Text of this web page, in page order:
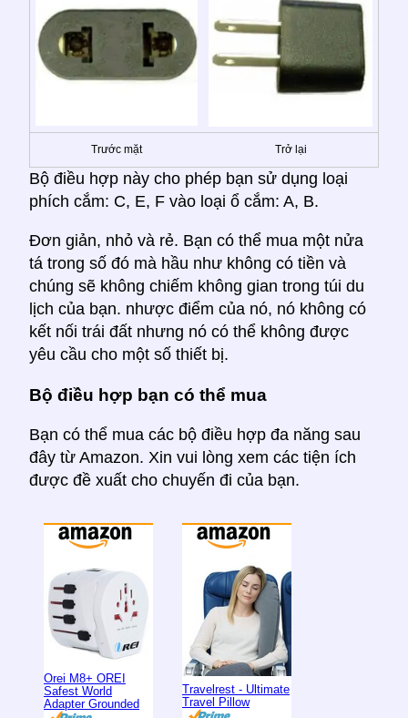
Trước mặt Trở lại
Bộ điều hợp này cho phép bạn sử dụng loại
phích cắm: C, E, F vào loại ổ cắm: A, B.
Đơn giản, nhỏ và rẻ. Bạn có thể mua một nửa
tá trong số đó mà hầu như không có tiền và
chúng sẽ không chiếm không gian trong túi du
lịch của bạn. nhược điểm của nó, nó không có
kết nối trái đất nhưng nó có thể không được
yêu cầu cho một số thiết bị.
Bộ điều hợp bạn có thể mua
Bạn có thể mua các bộ điều hợp đa năng sau
đây từ Amazon. Xin vui lòng xem các tiện ích
được đề xuất cho chuyến đi của bạn.
Orei M8+ OREI
Safest World
Adapter Grounded
Travelrest - Ultimate
Travel Pillow